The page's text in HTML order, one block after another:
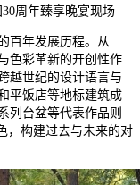
周年臻享晚宴现场
百年发展历程。从
色彩革新的开创性作
越世纪的设计语言与
平饭店等地标建筑成
列台盆等代表作品则
，构建过去与未来的对